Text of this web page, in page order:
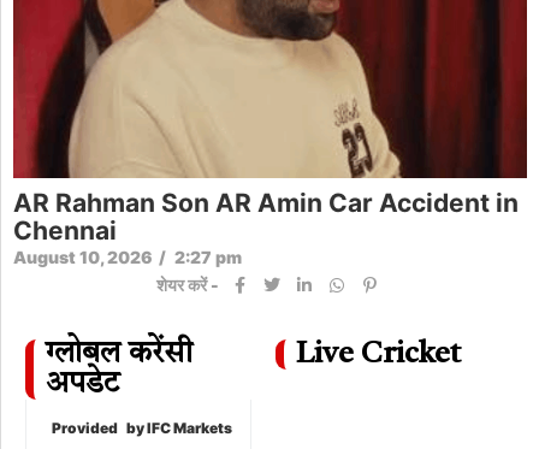
AR Rahman Son AR Amin Car Accident in
Chennai
August 10, 2026 / 2:27 pm
शेयर करें -
ग्लोबल करेंसी
अपडेट
Provided by IFC Markets
Live Cricket